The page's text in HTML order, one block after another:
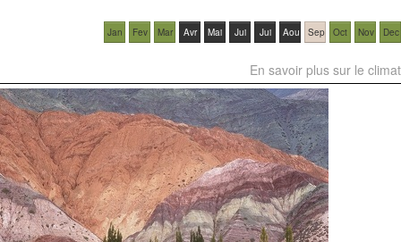
Jan Fev Mar Avr Mai Jui Jui Aou Sep Oct Nov Dec
En savoir plus sur le climat